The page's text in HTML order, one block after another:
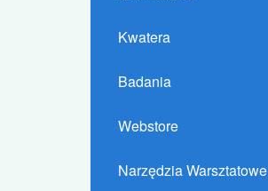
Kwatera
Badania
Webstore
Narzędzia Warsztatowe